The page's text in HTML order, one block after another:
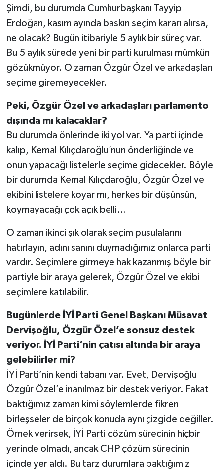
Şimdi, bu durumda Cumhurbaşkanı Tayyip
Erdoğan, kasım ayında baskın seçim kararı alırsa,
ne olacak? Bugün itibariyle 5 aylık bir süreç var.
Bu 5 aylık sürede yeni bir parti kurulması mümkün
gözükmüyor. O zaman Özgür Özel ve arkadaşları
seçime giremeyecekler.
Peki, Özgür Özel ve arkadaşları parlamento
dışında mı kalacaklar?
Bu durumda önlerinde iki yol var. Ya parti içinde
kalıp, Kemal Kılıçdaroğlu’nun önderliğinde ve
onun yapacağı listelerle seçime gidecekler. Böyle
bir durumda Kemal Kılıçdaroğlu, Özgür Özel ve
ekibini listelere koyar mı, herkes bir düşünsün,
koymayacağı çok açık belli…
O zaman ikinci şık olarak seçim pusulalarını
hatırlayın, adını sanını duymadığımız onlarca parti
vardır. Seçimlere girmeye hak kazanmış böyle bir
partiyle bir araya gelerek, Özgür Özel ve ekibi
seçimlere katılabilir.
Bugünlerde İYİ Parti Genel Başkanı Müsavat
Dervişoğlu, Özgür Özel’e sonsuz destek
veriyor. İYİ Parti’nin çatısı altında bir araya
gelebilirler mi?
İYİ Parti’nin kendi tabanı var. Evet, Dervişoğlu
Özgür Özel’e inanılmaz bir destek veriyor. Fakat
baktığımız zaman kimi söylemlerde fikren
birleşseler de birçok konuda aynı çizgide değiller.
Örnek verirsek, İYİ Parti çözüm sürecinin hiçbir
yerinde olmadı, ancak CHP çözüm sürecinin
içinde yer aldı. Bu tarz durumlara baktığımız